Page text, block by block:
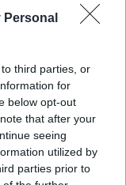
Personal
third parties, or
for
below opt-out
that after your
seeing
utilized by
parties prior to
évtized alatt
annyira
És